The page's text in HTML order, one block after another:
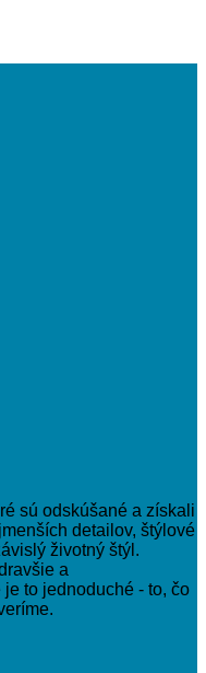
sú odskúšané a získali
detailov, štýlové
životný štýl.
a
to jednoduché - to, čo